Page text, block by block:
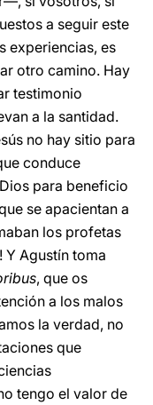
a seguir este
experiencias, es
otro camino. Hay
testimonio
a la santidad.
no hay sitio para
conduce
para beneficio
se apacientan a
los profetas
Y Agustín toma
, que os
a los malos
la verdad, no
que
tengo el valor de